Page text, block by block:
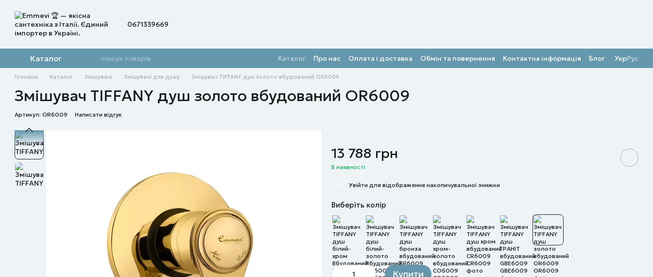
0671339669
Каталог Каталог Про нас Оплата і доставка Обмін та повернення Контактна інформація Блог УкрРус
Головна Каталог Змішувачі Змішувачі для душу Змішувач TIFFANY душ золото вбудований OR6009
Змішувач TIFFANY душ золото вбудований OR6009
Артикул: OR6009 Написати відгук
13 788 грн
В наявності
Увійти для відображення накопичувальної знижки
Виберіть колір
Купити